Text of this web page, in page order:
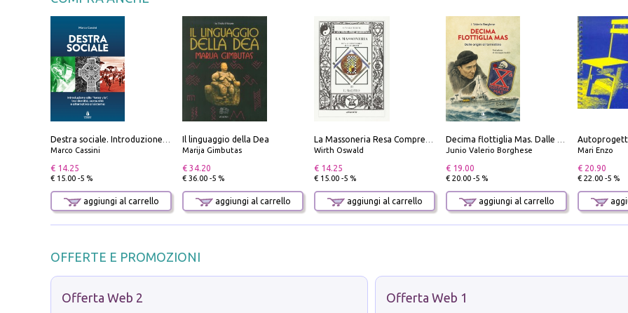
Destra sociale. Introduzione alla «terza via», tra identità, comunità e alternativa al sistema
Marco Cassini
€ 14.25
€ 15.00 -5 %
aggiungi al carrello
Il linguaggio della Dea
Marija Gimbutas
€ 34.20
€ 36.00 -5 %
aggiungi al carrello
La Massoneria Resa Comprensibile ai Suoi Adepti. Vol. 3: il Maestro.
Wirth Oswald
€ 14.25
€ 15.00 -5 %
aggiungi al carrello
Decima flottiglia Mas. Dalle origini all'armistizio
Junio Valerio Borghese
€ 19.00
€ 20.00 -5 %
aggiungi al carrello
Mari Enzo
€ 20.90
€ 22.00 -5 %
OFFERTE E PROMOZIONI
Offerta Web 2 Offerta Web 1